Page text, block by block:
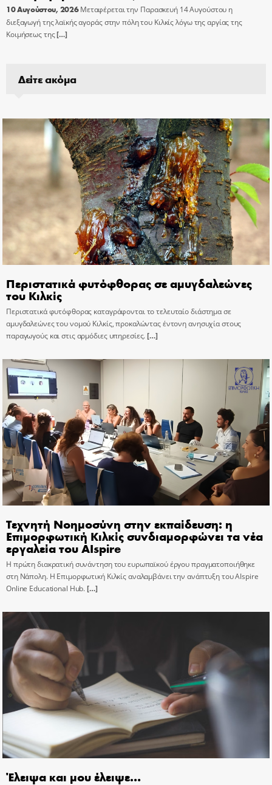
10 Αυγούστου, 2026 Μεταφέρεται την Παρασκευή 14 Αυγούστου η
διεξαγωγή της λαϊκής αγοράς στην πόλη του Κιλκίς λόγω της αργίας της
Κοιμήσεως της[…]
Δείτε ακόμα
Περιστατικά φυτόφθορας σε αμυγδαλεώνες
του Κιλκίς
Περιστατικά φυτόφθορας καταγράφονται το τελευταίο διάστημα σε
αμυγδαλεώνες του νομού Κιλκίς, προκαλώντας έντονη ανησυχία στους
παραγωγούς και στις αρμόδιες υπηρεσίες.[…]
Τεχνητή Νοημοσύνη στην εκπαίδευση: η
Επιμορφωτική Κιλκίς συνδιαμορφώνει τα νέα
εργαλεία του AIspire
Η πρώτη διακρατική συνάντηση του ευρωπαϊκού έργου πραγματοποιήθηκε
στη Νάπολη. Η Επιμορφωτική Κιλκίς αναλαμβάνει την ανάπτυξη του AIspire
Online Educational Hub.[…]
Έλειψα και μου έλειψε…